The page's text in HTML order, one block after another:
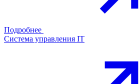
Подробнее
Система управления IT